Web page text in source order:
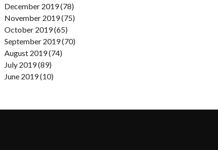
December 2019 (78)
November 2019 (75)
October 2019 (65)
September 2019 (70)
August 2019 (74)
July 2019 (89)
June 2019 (10)